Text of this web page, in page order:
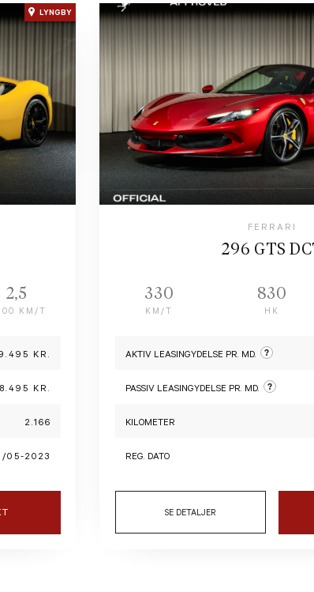
LYNGBY
2,5
KM/T
KR.
KR.
2.166
05-2023
FERRARI
296 GTS
330
KM/T
830
HK
AKTIV LEASINGYDELSE PR. MD. ?
PASSIV LEASINGYDELSE PR. MD. ?
KILOMETER
REG. DATO
SE DETALJER